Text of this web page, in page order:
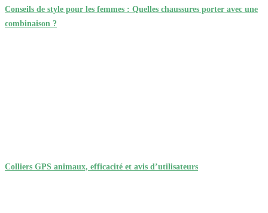
Conseils de style pour les femmes : Quelles chaussures porter avec une
combinaison ?
Colliers GPS animaux, efficacité et avis d’utilisateurs